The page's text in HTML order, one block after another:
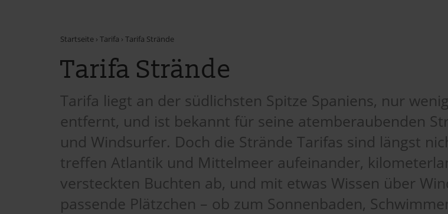
Startseite › Tarifa › Tarifa Strände
Tarifa Strände
Tarifa liegt an der südlichsten Spitze Spaniens, nur
entfernt, und ist bekannt für seine atemberaubenden
und Windsurfer. Doch die Strände Tarifas sind längst
treffen Atlantik und Mittelmeer aufeinander,
versteckten Buchten ab, und mit etwas Wissen über
passende Plätzchen – ob zum Sonnenbaden,